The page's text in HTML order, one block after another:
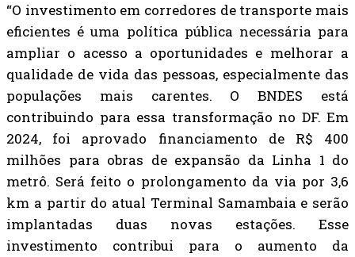
“O investimento em corredores de transporte mais
eficientes é uma política pública necessária para
ampliar o acesso a oportunidades e melhorar a
qualidade de vida das pessoas, especialmente das
populações mais carentes. O BNDES está
contribuindo para essa transformação no DF. Em
2024, foi aprovado financiamento de R$ 400
milhões para obras de expansão da Linha 1 do
metrô. Será feito o prolongamento da via por 3,6
km a partir do atual Terminal Samambaia e serão
implantadas duas novas estações. Esse
investimento contribui para o aumento da